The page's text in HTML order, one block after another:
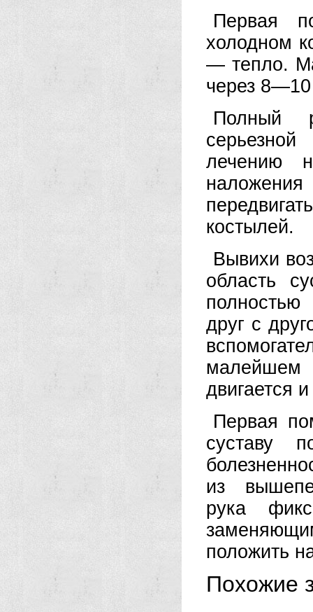
Первая
холодном
— тепло.
через
Полный
лечению
костылей.
Вывихи
область
полностью
друг с
малейшем
двигается
Первая
суставу
из
рука
положить
Похожие